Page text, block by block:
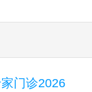
门诊2026